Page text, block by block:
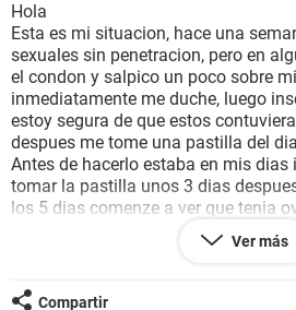
BIENESTAR
SEXUALIDAD
GLOSARIO
Hola
Esta es mi situacion, hace una
sexuales sin penetracion, pero en
el condon y salpico un poco sobre
inmediatamente me duche, luego
estoy segura de que estos
despues me tome una pastilla del
Antes de hacerlo estaba en mis dias
tomar la pastilla unos 3 dias
los 5 dias comenze a ver que tenia
Me gustaria saber a que se debe
Espero su respuesta...
Ver más
Compartir